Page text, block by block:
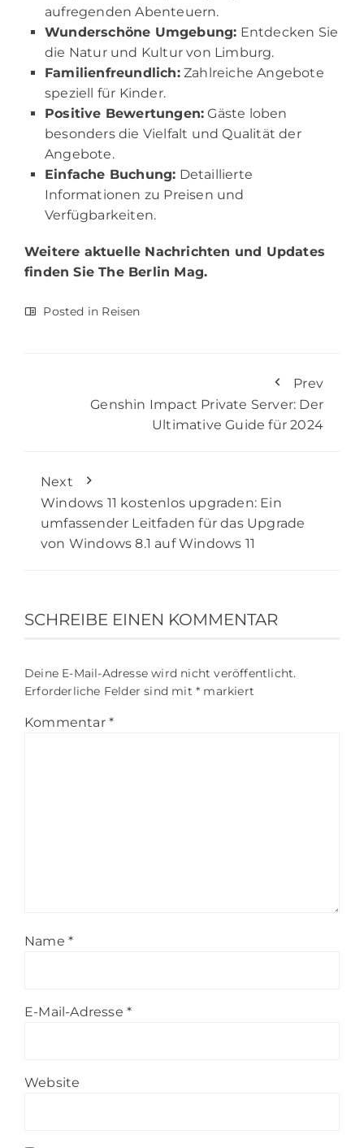
aufregenden Abenteuern.
Wunderschöne Umgebung: Entdecken Sie
die Natur und Kultur von Limburg.
Familienfreundlich:Zahlreiche Angebote
speziell für Kinder.
Positive Bewertungen: Gäste loben
besonders die Vielfalt und Qualität der
Angebote.
Einfache Buchung: Detaillierte
Informationen zu Preisen und
Verfügbarkeiten.
Weitere aktuelle Nachrichten und Updates
finden SieThe Berlin Mag.
Posted in Reisen
Prev
Genshin Impact Private Server: Der
Ultimative Guide für 2024
Next
Windows 11 kostenlos upgraden: Ein
umfassender Leitfaden für das Upgrade
von Windows 8.1 auf Windows 11
SCHREIBE EINEN KOMMENTAR
Deine E-Mail-Adresse wird nicht veröffentlicht.
Erforderliche Felder sind mit * markiert
Kommentar *
Name *
E-Mail-Adresse *
Website